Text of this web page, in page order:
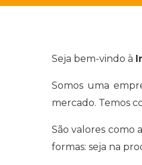
Seja bem-vindo à
Somos uma
mercado. Temos
São valores como
formas: seja na